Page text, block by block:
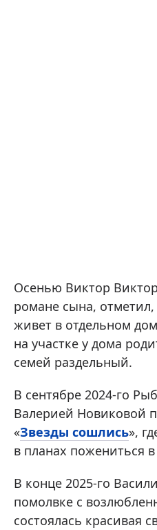
Осенью Виктор
романе сына,
живет в отдельном
на участке у дома
семей раздельный.
В сентябре 2024-го
Валерией Новиковой
«Звезды сошлись»,
в планах пожениться
В конце 2025-го
помолвке с
состоялась красивая